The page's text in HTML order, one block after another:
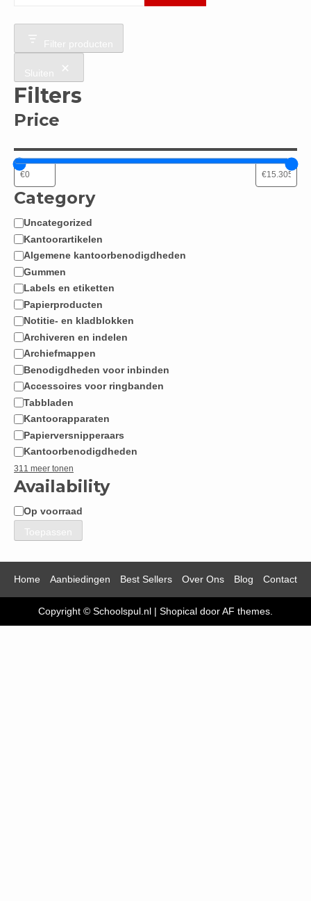
Filter producten
Sluiten
Filters
Price
Category
Categorie
Uncategorized
Kantoorartikelen
Algemene kantoorbenodigdheden
Gummen
Labels en etiketten
Papierproducten
Notitie- en kladblokken
Archiveren en indelen
Archiefmappen
Benodigdheden voor inbinden
Accessoires voor ringbanden
Tabbladen
Kantoorapparaten
Papierversnipperaars
Kantoorbenodigdheden
311 meer tonen
Availability
Beschikbaarheid
Op voorraad
Toepassen
Home Aanbiedingen Best Sellers Over Ons Blog Contact
Copyright © Schoolspul.nl | Shopical door AF themes.